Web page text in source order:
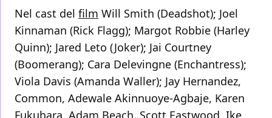
Nel cast del film Will Smith (Deadshot); Joel
Kinnaman (Rick Flagg); Margot Robbie (Harley
Quinn); Jared Leto (Joker); Jai Courtney
(Boomerang); Cara Delevingne (Enchantress);
Viola Davis (Amanda Waller); Jay Hernandez,
Common, Adewale Akinnuoye-Agbaje, Karen